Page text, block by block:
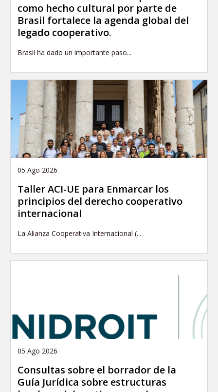
como hecho cultural por parte de
Brasil fortalece la agenda global del
legado cooperativo.
Brasil ha dado un importante paso...
05 Ago 2026
Taller ACI-UE para Enmarcar los
principios del derecho cooperativo
internacional
La Alianza Cooperativa Internacional (...
05 Ago 2026
Consultas sobre el borrador de la
Guía Jurídica sobre estructuras